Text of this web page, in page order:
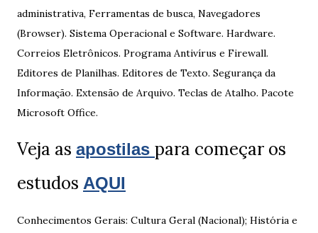
administrativa, Ferramentas de busca, Navegadores
(Browser). Sistema Operacional e Software. Hardware.
Correios Eletrônicos. Programa Antivírus e Firewall.
Editores de Planilhas. Editores de Texto. Segurança da
Informação. Extensão de Arquivo. Teclas de Atalho. Pacote
Microsoft Office.
Veja as apostilas para começar os
estudos AQUI
Conhecimentos Gerais: Cultura Geral (Nacional); História e